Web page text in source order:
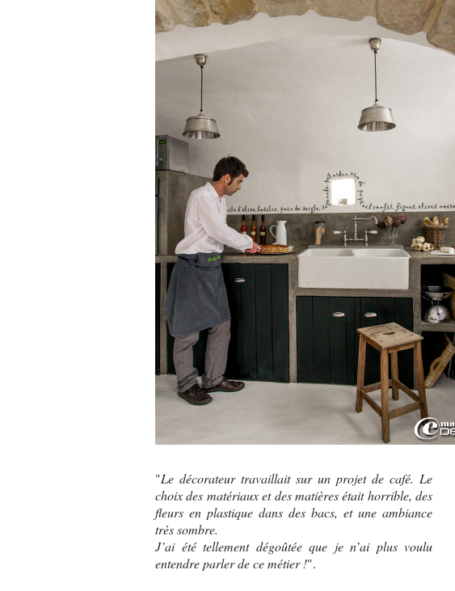
"Le décorateur travaillait sur un projet de café. Le
choix des matériaux et des matières était horrible, des
fleurs en plastique dans des bacs, et une ambiance
très sombre.
J’ai été tellement dégoûtée que je n’ai plus voulu
entendre parler de ce métier !".